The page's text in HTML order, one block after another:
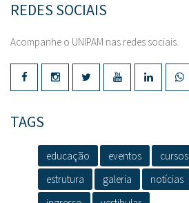
REDES SOCIAIS
Acompanhe o UNIPAM nas redes sociais.
TAGS
educação eventos cursos
estrutura
galeria notícias